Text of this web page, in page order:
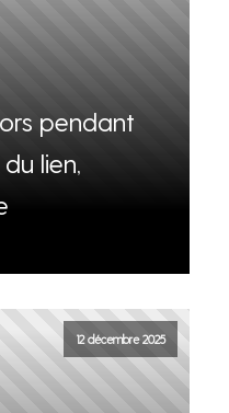
pendant
lien,
12 décembre 2025